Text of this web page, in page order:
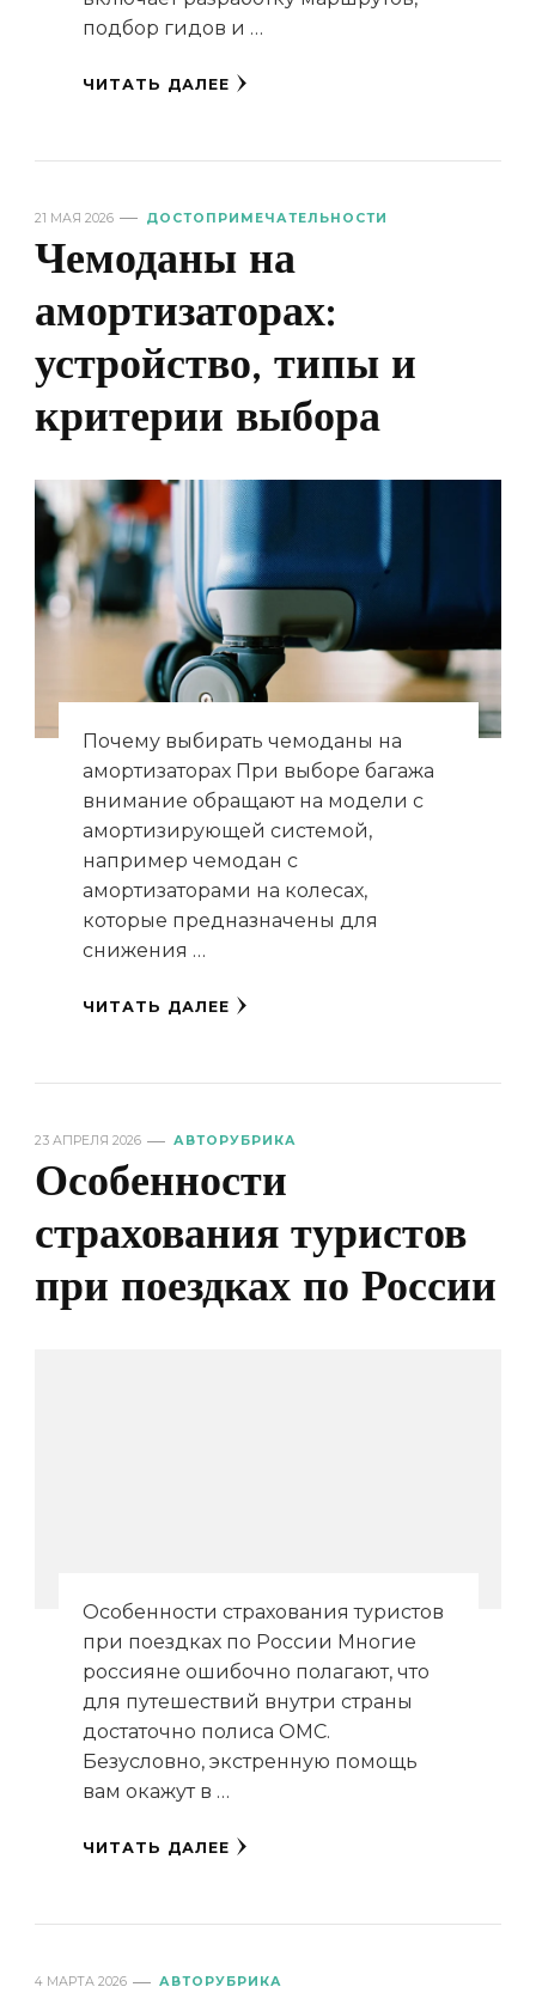
подбор гидов и …
ЧИТАТЬ ДАЛЕЕ
21 МАЯ 2026 ДОСТОПРИМЕЧАТЕЛЬНОСТИ
Чемоданы на
амортизаторах:
устройство, типы и
критерии выбора
Почему выбирать чемоданы на
амортизаторах При выборе багажа
внимание обращают на модели с
амортизирующей системой,
например чемодан с
амортизаторами на колесах,
которые предназначены для
снижения …
ЧИТАТЬ ДАЛЕЕ
23 АПРЕЛЯ 2026 АВТОРУБРИКА
Особенности
страхования туристов
при поездках по России
Особенности страхования туристов
при поездках по России Многие
россияне ошибочно полагают, что
для путешествий внутри страны
достаточно полиса ОМС.
Безусловно, экстренную помощь
вам окажут в …
ЧИТАТЬ ДАЛЕЕ
4 МАРТА 2026 АВТОРУБРИКА